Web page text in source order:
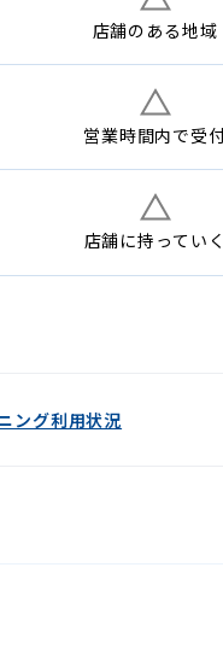
店舗の ある地域
営業時間内で受
店舗に持っていく
ング利用状況